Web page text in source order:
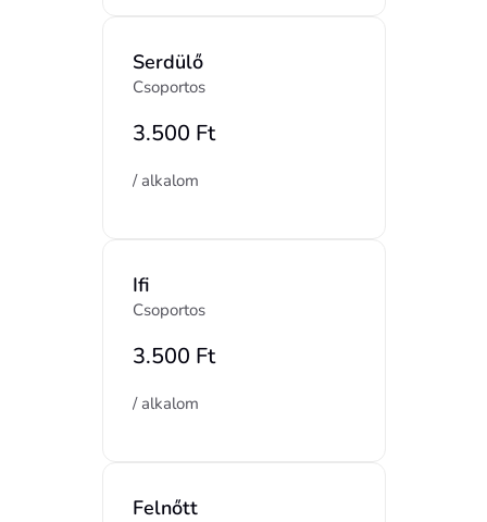
Serdülő
Csoportos
3.500 Ft
/ alkalom
Ifi
Csoportos
3.500 Ft
/ alkalom
Felnőtt